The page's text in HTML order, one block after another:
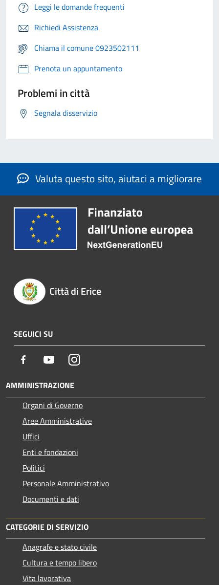
Leggi le domande frequenti
Richiedi Assistenza
Chiama il comune 0923502111
Prenota un appuntamento
Problemi in città
Segnala disservizio
Valuta questo sito, aiutaci a migliorare
Città di Erice
SEGUICI SU
Facebook YoutubeInstagram
AMMINISTRAZIONE
Organi di Governo
Aree Amministrative
Uffici
Enti e fondazioni
Politici
Personale Amministrativo
Documenti e dati
CATEGORIE DI SERVIZIO
Anagrafe e stato civile
Cultura e tempo libero
Vita lavorativa